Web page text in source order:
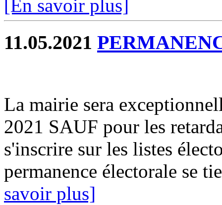
[En savoir plus]
11.05.2021
La mairie sera
2021 SAUF pour les
s'inscrire sur les listes
permanence électorale se
savoir plus]